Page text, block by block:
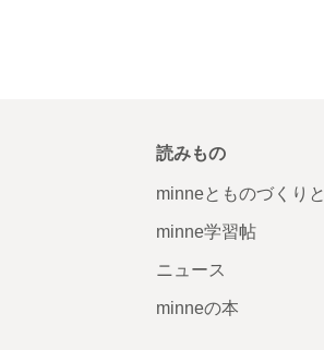
読みもの
minneとものづくりと
minne学習帖
ニュース
minneの本